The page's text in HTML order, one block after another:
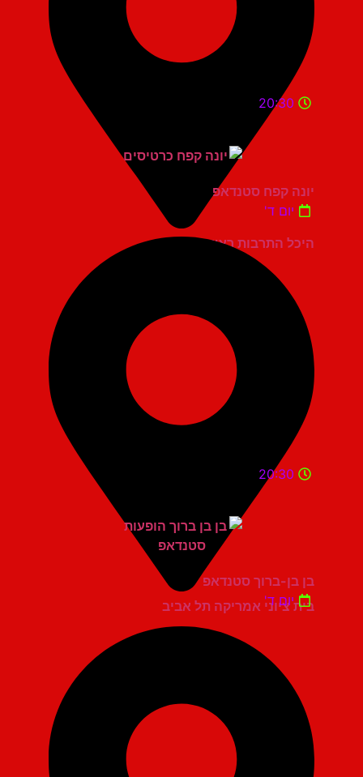
היכל התרבות ראשון לציון
20:30
יונה קפח סטנדאפ
יום ד'
בית ציוני אמריקה תל אביב
20:30
בן בן-ברוך סטנדאפ
יום ד'